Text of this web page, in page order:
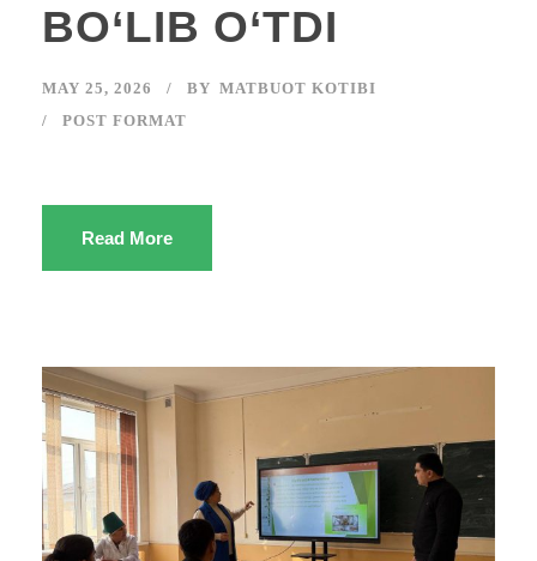
BO‘LIB O‘TDI
MAY 25, 2026 BY MATBUOT KOTIBI
POST FORMAT
Read More